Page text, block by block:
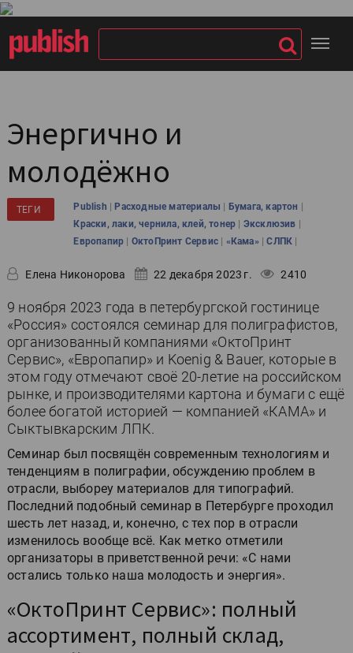
Энергично и
молодёжно
ТЕГИ Publish |Расходные материалы | Бумага, картон |
Краски, лаки, чернила, клей, тонер | Эксклюзив |
Европапир | ОктоПринт Сервис | «Кама» |СЛПК |
Елена Никонорова 22 декабря 2023 г. 2410
9 ноября 2023 года в петербургской гостинице
«Россия» состоялся семинар для полиграфистов,
организованный компаниями «ОктоПринт
Сервис», «Европапир» и Koenig & Bauer, которые в
этом году отмечают своё 20-летие на российском
рынке, и производителями картона и бумаги с ещё
более богатой историей — компанией «КАМА» и
Сыктывкарским ЛПК.
Семинар был посвящён современным технологиям и
тенденциям в полиграфии, обсуждению проблем в
отрасли, выборeу материалов для типографий.
Последний подобный семинар в Петербурге проходил
шесть лет назад, и, конечно, с тех пор в отрасли
изменилось вообще всё. Как метко отметили
организаторы в приветственной речи: «С нами
остались только наша молодость и энергия».
«ОктоПринт Сервис»: полный
ассортимент, полный склад,